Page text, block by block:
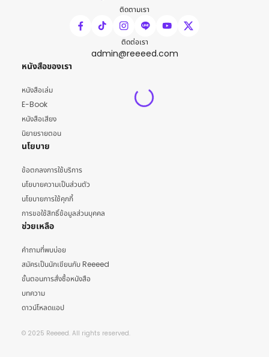
ติดตามเรา
ติดต่อเรา
admin@reeeed.com
หนังสือของเรา
หนังสือเล่ม
E-Book
หนังสือเสียง
นิยายรายตอน
นโยบาย
ข้อตกลงการใช้บริการ
นโยบายความเป็นส่วนตัว
นโยบายการใช้คุกกี้
การขอใช้สิทธิ์ข้อมูลส่วนบุคคล
ช่วยเหลือ
คำถามที่พบบ่อย
สมัครเป็นนักเขียนกับ Reeeed
ขั้นตอนการสั่งซื้อหนังสือ
บทความ
ดาวน์โหลดแอป
© 2025 Reeeed. All rights reserved.